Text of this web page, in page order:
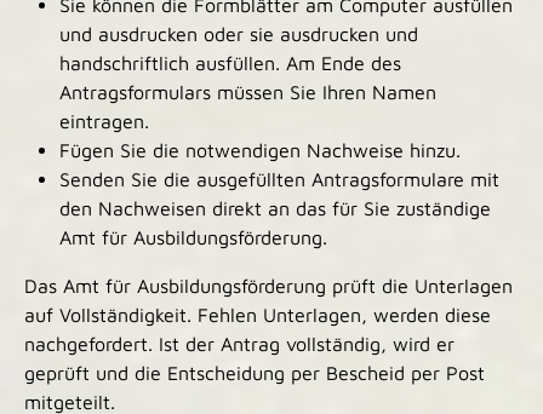
Sie können die Formblätter am Computer ausfüllen
und ausdrucken oder sie ausdrucken und
handschriftlich ausfüllen. Am Ende des
Antragsformulars müssen Sie Ihren Namen
eintragen.
Fügen Sie die notwendigen Nachweise hinzu.
Senden Sie die ausgefüllten Antragsformulare mit
den Nachweisen direkt an das für Sie zuständige
Amt für Ausbildungsförderung.
Das Amt für Ausbildungsförderung prüft die Unterlagen
auf Vollständigkeit. Fehlen Unterlagen, werden diese
nachgefordert. Ist der Antrag vollständig, wird er
geprüft und die Entscheidung per Bescheid per Post
mitgeteilt.